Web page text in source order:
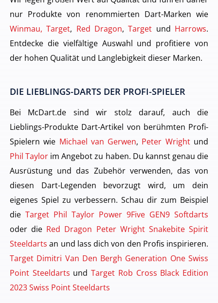
nur Produkte von renommierten Dart-Marken wie
Winmau, Target, Red Dragon,Target und Harrows.
Entdecke die vielfältige Auswahl und profitiere von
der hohen Qualität und Langlebigkeit dieser Marken.
DIE LIEBLINGS-DARTS DER PROFI-SPIELER
Bei McDart.de sind wir stolz darauf, auch die
Lieblings-Produkte Dart-Artikel von berühmten Profi-
Spielern wie Michael van Gerwen, Peter Wrightund
Phil Taylor im Angebot zu haben. Du kannst genau die
Ausrüstung und das Zubehör verwenden, das von
diesen Dart-Legenden bevorzugt wird, um dein
eigenes Spiel zu verbessern. Schau dir zum Beispiel
die Target Phil Taylor Power 9Five GEN9 Softdarts
oder die Red Dragon Peter Wright Snakebite Spirit
Steeldarts an und lass dich von den Profis inspirieren.
Target Dimitri Van Den Bergh Generation One Swiss
Point Steeldarts undTarget Rob Cross Black Edition
2023 Swiss Point Steeldarts